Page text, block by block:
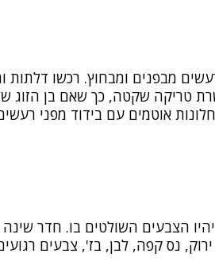
מבפנים ומבחוץ. רכשו דלתות
טריקה שקטה, כך שאם בן הזוג
אוטמים עם בידוד מפני
הצבעים השולטים בו. חדר שינה
נס קפה, לבן, בז', צבעים